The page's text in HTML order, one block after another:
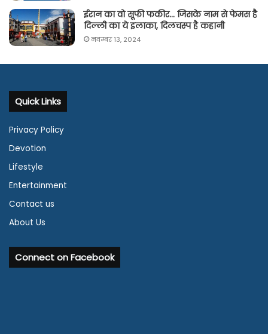
ईरान का वो सूफी फकीर… जिसके नाम से फेमस है
दिल्ली का ये इलाका, दिलचस्प है कहानी
नवम्बर 13, 2024
Quick Links
Privacy Policy
Devotion
Lifestyle
Entertainment
Contact us
About Us
Connect on Facebook